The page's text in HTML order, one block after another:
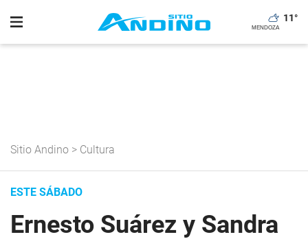
11°
Sitio Andino > Cultura
ESTE SÁBADO
Ernesto Suárez y Sandra